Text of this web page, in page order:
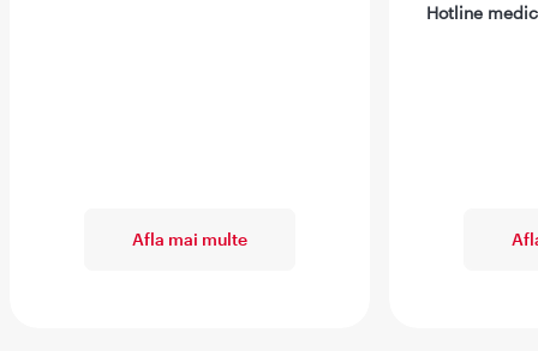
Afla mai multe
Hotline